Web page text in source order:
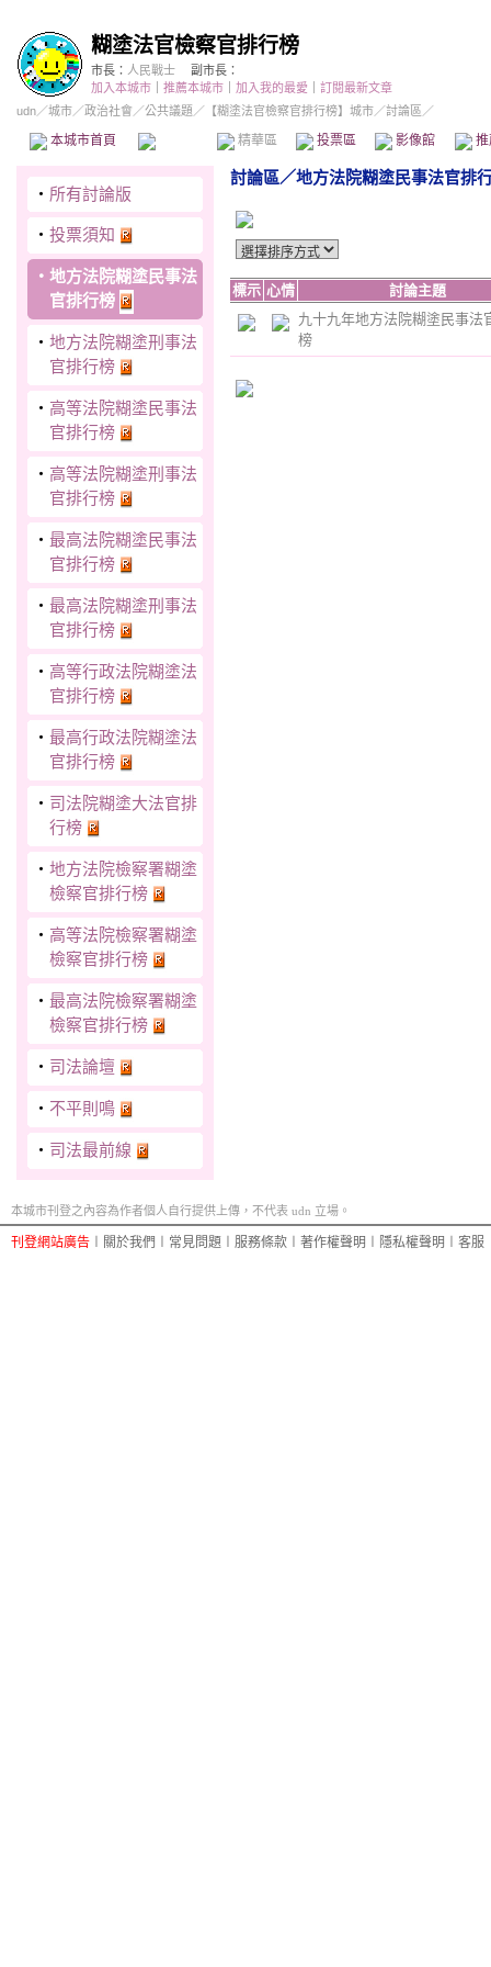
糊塗法官檢察官排行榜
市長： 人民戰士
副市長：
加入本城市
推薦本城市 加入我的最愛
訂閱最新文章
udn／城市／政治社會 ／公共議題 ／ 【糊塗法官檢察官排行榜】城市／討論區／
本城市首頁 精華區 投票區 影像館
‧ 所有討論版
‧ 投票須知
‧ 地方法院糊塗民事法
官排行榜
‧ 地方法院糊塗刑事法
官排行榜
‧ 高等法院糊塗民事法
官排行榜
‧ 高等法院糊塗刑事法
官排行榜
‧ 最高法院糊塗民事法
官排行榜
‧ 最高法院糊塗刑事法
官排行榜
‧ 高等行政法院糊塗法
官排行榜
‧ 最高行政法院糊塗法
官排行榜
‧ 司法院糊塗大法官排
行榜
‧ 地方法院檢察署糊塗
檢察官排行榜
‧ 高等法院檢察署糊塗
檢察官排行榜
‧ 最高法院檢察署糊塗
檢察官排行榜
‧ 司法論壇
‧ 不平則鳴
‧ 司法最前線
討論區／地方法院糊塗民事法官排
標示 心情
討論主題
九十九年地方法院糊塗民事法
榜
本城市刊登之內容為作者個人自行提供上傳，不代表 udn 立場。
刊登網站廣告 關於我們 常見問題 服務條款 著作權聲明 隱私權聲明 客服